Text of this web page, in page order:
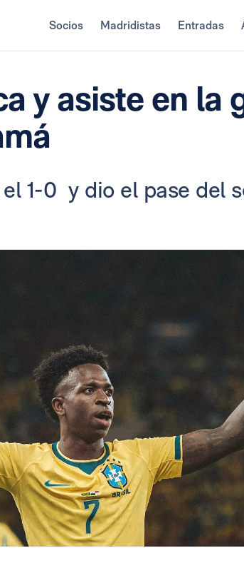
Socios Madridistas Entradas
y asiste en la
1-0 y dio el pase del